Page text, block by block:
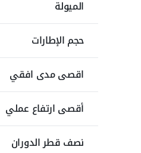
الميولة
حجم الإطارات
اقصى مدى افقي
أقصى ارتفاع عملي
نصف قطر الدوران